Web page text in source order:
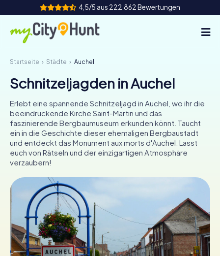
4,5/5 aus 222.862 Bewertungen
So funktioniert's
Städte
Touren
Teamevent
Tickets
INT AT CH
DE
ES
FR
IT
NL
Tickets buchen
Startseite Städte Auchel
Schnitzeljagden in Auchel
Erlebt eine spannende Schnitzeljagd in Auchel, wo ihr die
beeindruckende Kirche Saint-Martin und das
faszinierende Bergbaumuseum erkunden könnt. Taucht
ein in die Geschichte dieser ehemaligen Bergbaustadt
und entdeckt das Monument aux morts d'Auchel. Lasst
euch von Rätseln und der einzigartigen Atmosphäre
verzaubern!